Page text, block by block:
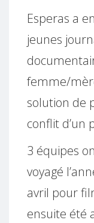
Esperas a
jeunes
femme/
solution de
conflit d’un
3 équipes
voyagé
avril pour
ensuite été